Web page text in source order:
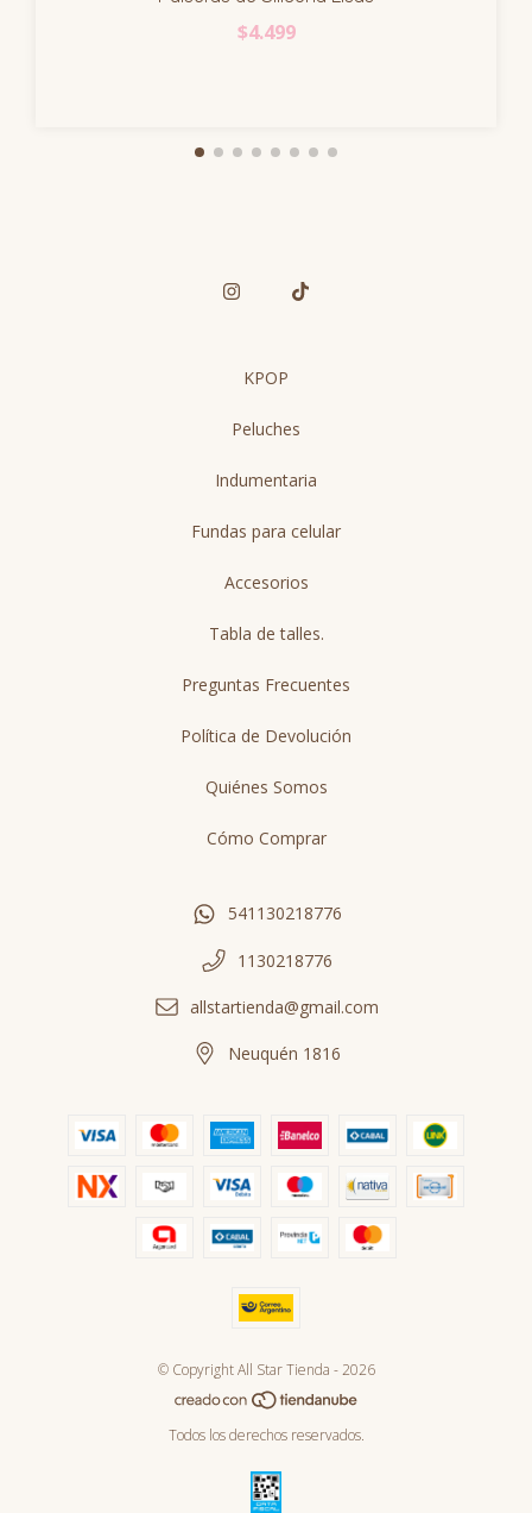
$4.499
KPOP
Peluches
Indumentaria
Fundas para celular
Accesorios
Tabla de talles.
Preguntas Frecuentes
Política de Devolución
Quiénes Somos
Cómo Comprar
541130218776
1130218776
allstartienda@gmail.com
Neuquén 1816
© Copyright All Star Tienda - 2026
Todos los derechos reservados.